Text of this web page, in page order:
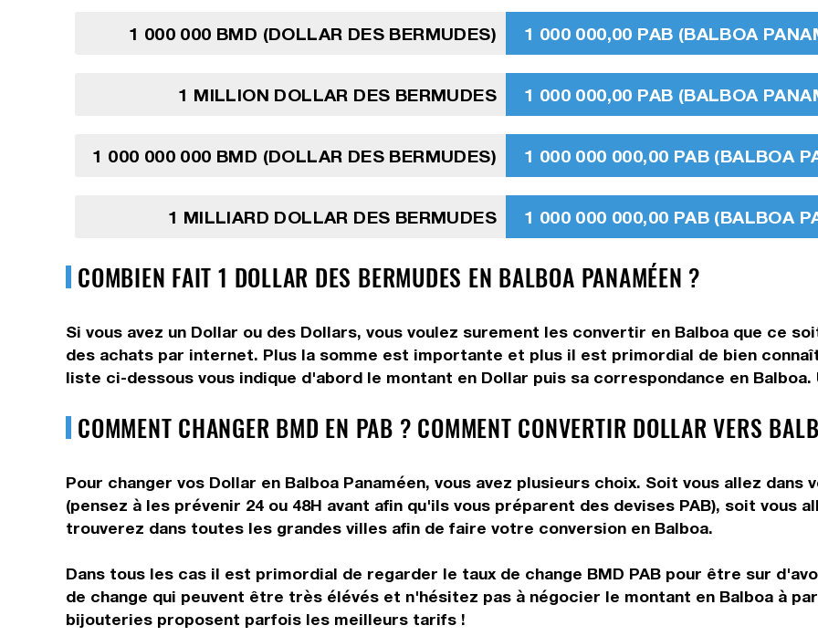
1 000 000 BMD (DOLLAR DES BERMUDES) 1 000 000,00 PAB (BALBOA
1 MILLION DOLLAR DES BERMUDES 1 000 000,00 PAB (BALBOA
1 000 000 000 BMD (DOLLAR DES BERMUDES) 1 000 000 000,00 PAB (BALBOA
1 MILLIARD DOLLAR DES BERMUDES 1 000 000 000,00 PAB (BALBOA
COMBIEN FAIT 1 DOLLAR DES BERMUDES EN BALBOA PANAMÉEN ?
Si vous avez un Dollar ou des Dollars, vous voulez surement les convertir en Balboa que ce
des achats par internet. Plus la somme est importante et plus il est primordial de bien
liste ci-dessous vous indique d'abord le montant en Dollar puis sa correspondance en
COMMENT CHANGER BMD EN PAB ? COMMENT CONVERTIR DOLLAR VERS
Pour changer vos Dollar en Balboa Panaméen, vous avez plusieurs choix. Soit vous allez
(pensez à les prévenir 24 ou 48H avant afin qu'ils vous préparent des devises PAB), soit vous
trouverez dans toutes les grandes villes afin de faire votre conversion en Balboa.
Dans tous les cas il est primordial de regarder le taux de change BMD PAB pour être sur
de change qui peuvent être très élévés et n'hésitez pas à négocier le montant en Balboa à
bijouteries proposent parfois les meilleurs tarifs !